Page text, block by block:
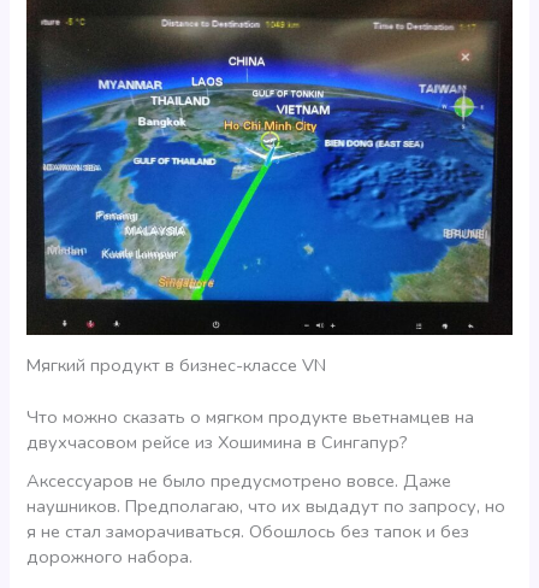
Мягкий продукт в бизнес-классе VN
Что можно сказать о мягком продукте вьетнамцев на
двухчасовом рейсе из Хошимина в Сингапур?
Аксессуаров не было предусмотрено вовсе. Даже
наушников. Предполагаю, что их выдадут по запросу, но
я не стал заморачиваться. Обошлось без тапок и без
дорожного набора.